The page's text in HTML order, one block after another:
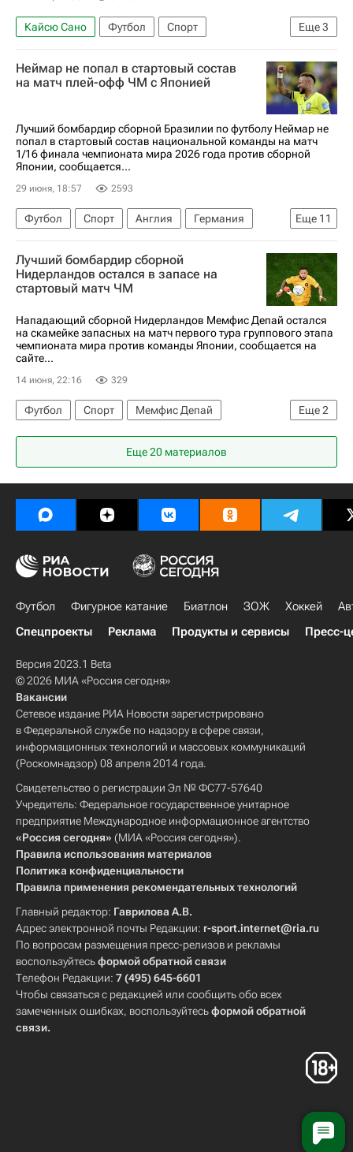
Еще3
Кайсю Сано Футбол
Спорт
ЧМ по футболу 2026
Каземиро
Габриэл Мартинелли
Неймар не попал в стартовый состав
на матч плей-офф ЧМ с Японией
Лучший бомбардир сборной Бразилии по футболу Неймар не
попал в стартовый состав национальной команды на матч
1/16 финала чемпионата мира 2026 года против сборной
Японии, сообщается...
29 июня, 18:57 2593
Еще 11
Футбол Спорт Англия
Германия
Бразилия
Данило
Международная федерация футбола (ФИФА)
ЧМ по футболу 2026
Алиссон
Габриэл Фламенго
Сантос
Зенит
Лучший бомбардир сборной
Нидерландов остался в запасе на
стартовый матч ЧМ
Нападающий сборной Нидерландов Мемфис Депай остался
на скамейке запасных на матч первого тура группового этапа
чемпионата мира против команды Японии, сообщается на
сайте...
14 июня, 22:16 329
Еще2
Футбол Спорт
Мемфис Депай
ЧМ по футболу 2026
Нидерланды
Еще 20 материалов
Футбол Фигурное катание Биатлон ЗОЖ Хоккей
Спецпроекты
Реклама Продукты и сервисы Пресс-
Версия 2023.1 Beta
© 2026 МИА «Россия сегодня»
Вакансии
Сетевое издание РИА Новости зарегистрировано
в Федеральной службе по надзору в сфере связи,
информационных технологий и массовых коммуникаций
(Роскомнадзор) 08 апреля 2014 года.
Свидетельство о регистрации Эл № ФС77-57640
Учредитель: Федеральное государственное унитарное
предприятие Международное информационное агентство
«Россия сегодня» (МИА «Россия сегодня»).
Правила использования материалов
Политика конфиденциальности
Правила применения рекомендательных технологий
Главный редактор: Гаврилова А.В.
Адрес электронной почты Редакции: r-sport.internet@ria.ru
По вопросам размещения пресс-релизов и рекламы
воспользуйтесьформой обратной связи
Телефон Редакции: 7 (495) 645-6601
Чтобы связаться с редакцией или сообщить обо всех
замеченных ошибках, воспользуйтесьформой обратной
связи.